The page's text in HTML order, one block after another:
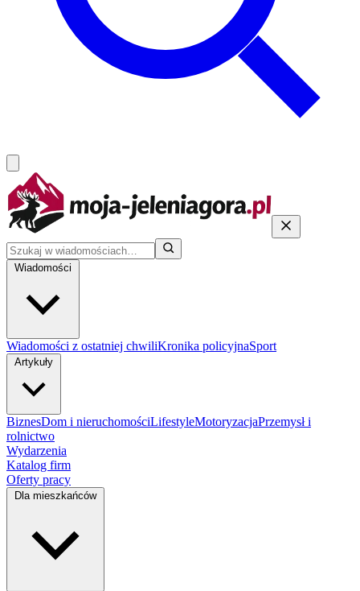
Wiadomości
Wiadomości z ostatniej chwiliKronika policyjnaSport
Artykuły
BiznesDom i nieruchomościLifestyleMotoryzacjaPrzemysł i
rolnictwo
Wydarzenia
Katalog firm
Oferty pracy
Dla mieszkańców